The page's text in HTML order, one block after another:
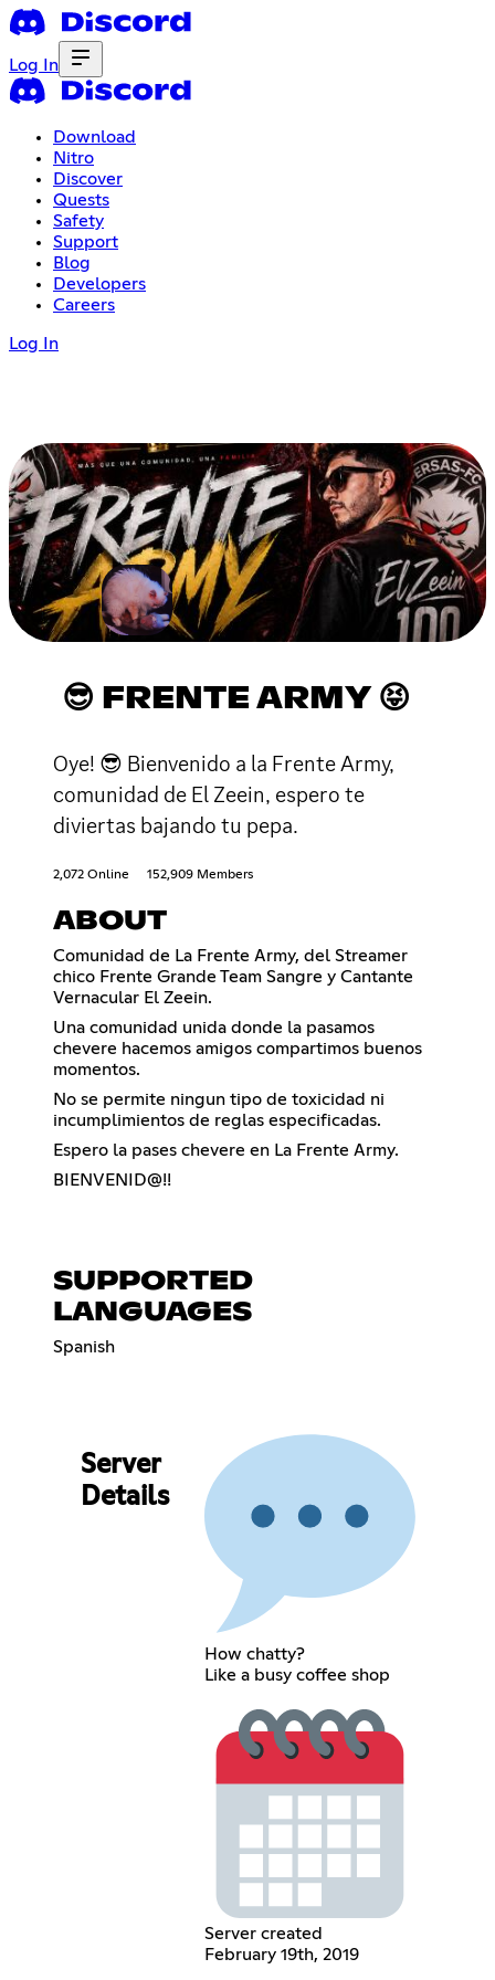
Log In
Download
Nitro
Discover
Quests
Safety
Support
Blog
Developers
Careers
Log In
😎 FRENTE ARMY 😝
Oye! 😎 Bienvenido a la Frente Army,
comunidad de El Zeein, espero te
diviertas bajando tu pepa.
2,072 Online 152,909 Members
ABOUT
Comunidad de La Frente Army, del Streamer
chico Frente Grande Team Sangre y Cantante
Vernacular El Zeein.
Una comunidad unida donde la pasamos
chevere hacemos amigos compartimos buenos
momentos.
No se permite ningun tipo de toxicidad ni
incumplimientos de reglas especificadas.
Espero la pases chevere en La Frente Army.
BIENVENID@!!
SUPPORTED
LANGUAGES
Spanish
Server
Details
How chatty?
Like a busy coffee shop
Server created
February 19th, 2019